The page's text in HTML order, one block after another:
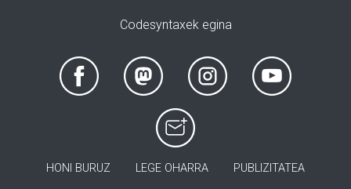
Codesyntaxek egina
HONI BURUZ LEGE OHARRA PUBLIZITATEA